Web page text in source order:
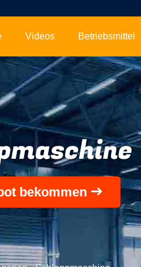
Videos Betriebsmittel
bekommen